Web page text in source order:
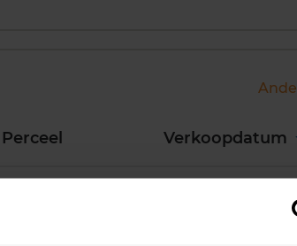
Perceel Verkoopdatum